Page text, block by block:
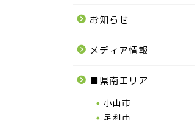
お知らせ
メディア情報
■県南エリア
小山市
足利市